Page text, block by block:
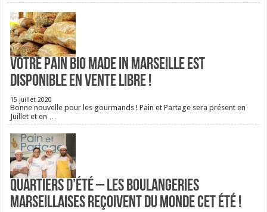
Votre pain bio Made in Marseille est
disponible en vente libre !
15 juillet 2020
Bonne nouvelle pour les gourmands ! Pain et Partage sera présent en
Juillet et en …
Quartiers d’été – Les boulangeries
Marseillaises reçoivent du monde cet été !